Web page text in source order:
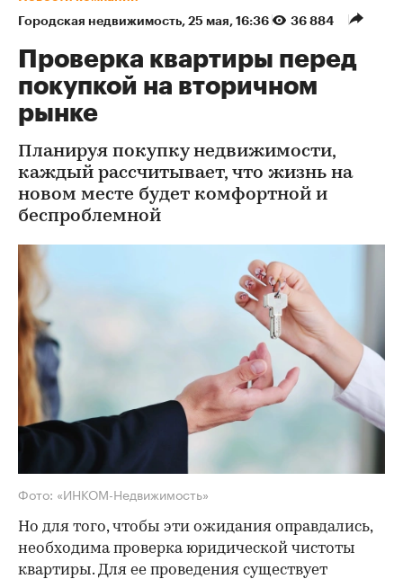
Городская недвижимость⁠, 25 мая, 16:36 36 884
Проверка квартиры перед
покупкой на вторичном
рынке
Планируя покупку недвижимости,
каждый рассчитывает, что жизнь на
новом месте будет комфортной и
беспроблемной
Фото: «ИНКОМ-Недвижимость»
Но для того, чтобы эти ожидания оправдались,
необходима проверка юридической чистоты
квартиры. Для ее проведения существует